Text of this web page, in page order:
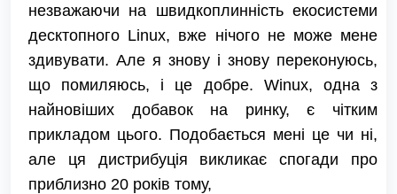
незважаючи на швидкоплинність екосистеми
десктопного Linux, вже нічого не може мене
здивувати. Але я знову і знову переконуюсь,
що помиляюсь, і це добре. Winux, одна з
найновіших добавок на ринку, є чітким
прикладом цього. Подобається мені це чи ні,
але ця дистрибуція викликає спогади про
приблизно 20 років тому,